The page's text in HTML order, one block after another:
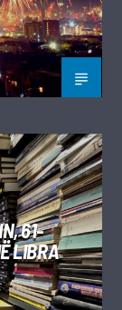
61-
LIBRA